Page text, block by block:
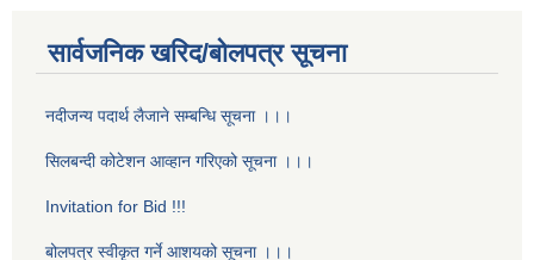
सार्वजनिक खरिद/बोलपत्र सूचना
नदीजन्य पदार्थ लैजाने सम्बन्धि सूचना ।।।
सिलबन्दी कोटेशन आव्हान गरिएको सूचना ।।।
Invitation for Bid !!!
बोलपत्र स्वीकृत गर्ने आशयको सूचना ।।।